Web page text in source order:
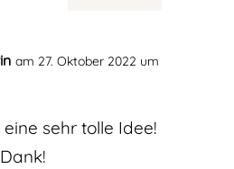
am 27. Oktober 2022 um
eine sehr tolle Idee!